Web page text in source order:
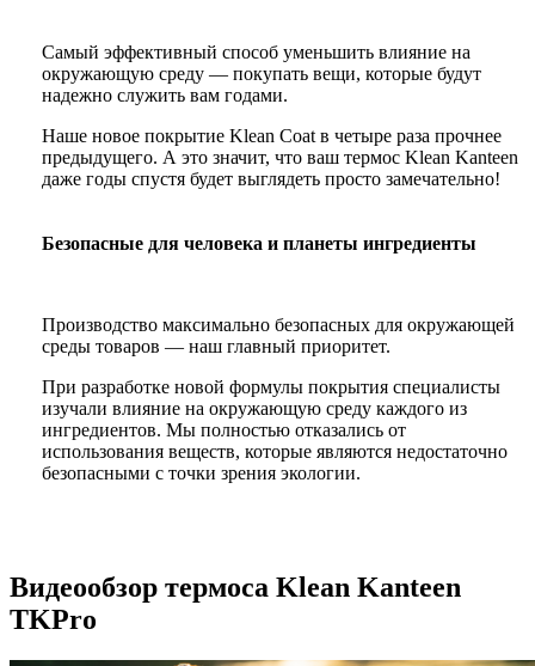
Самый эффективный способ уменьшить влияние на
окружающую среду — покупать вещи, которые будут
надежно служить вам годами.
Наше новое покрытие Klean Coat в четыре раза прочнее
предыдущего. А это значит, что ваш термос Klean Kanteen
даже годы спустя будет выглядеть просто замечательно!
Безопасные для человека и планеты ингредиенты
Производство максимально безопасных для окружающей
среды товаров — наш главный приоритет.
При разработке новой формулы покрытия специалисты
изучали влияние на окружающую среду каждого из
ингредиентов. Мы полностью отказались от
использования веществ, которые являются недостаточно
безопасными с точки зрения экологии.
Видеообзор термоса Klean Kanteen
TKPro